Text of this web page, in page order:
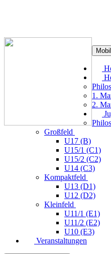
1.
2.
Großfeld
U17 (B)
U15/1 (C1)
U15/2 (C2)
U14 (C3)
Kompaktfeld
U13 (D1)
U12 (D2)
Kleinfeld
U11/1 (E1)
U11/2 (E2)
U10 (E3)
Veranstaltungen